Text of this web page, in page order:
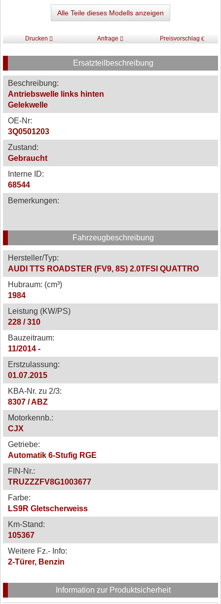
Alle Teile dieses Modells anzeigen
Drucken Anfrage Preisvorschlag
Ersatzteilbeschreibung
Beschreibung:
Antriebswelle links hinten
Gelekwelle
OE-Nr:
3Q0501203
Zustand:
Gebraucht
Interne ID:
68544
Bemerkungen:
Fahrzeugbeschreibung
Hersteller/Typ:
AUDI TTS ROADSTER (FV9, 8S) 2.0TFSI QUATTRO
Hubraum: (cm³)
1984
Leistung (KW/PS)
228 / 310
Bauzeitraum:
11/2014 -
Erstzulassung:
01.07.2015
KBA-Nr. zu 2/3:
8307 / ABZ
Motorkennb.:
CJX
Getriebe:
Automatik 6-Stufig RGE
FIN-Nr.:
TRUZZZFV8G1003677
Farbe:
LS9R Gletscherweiss
Km-Stand:
105367
Weitere Fz.- Info:
2-Türer, Benzin
Information zur Produktsicherheit